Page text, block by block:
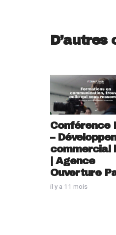
Conférence
–
commercial
| Agence
Ouverture
il y a 11 mois